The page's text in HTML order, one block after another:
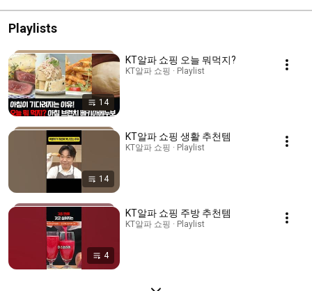
Playlists
14
KT알파 쇼핑 오늘 뭐먹지?
KT알파 쇼핑 · Playlist
14
KT알파 쇼핑 생활 추천템
KT알파 쇼핑 · Playlist
4
KT알파 쇼핑 주방 추천템
KT알파 쇼핑 · Playlist